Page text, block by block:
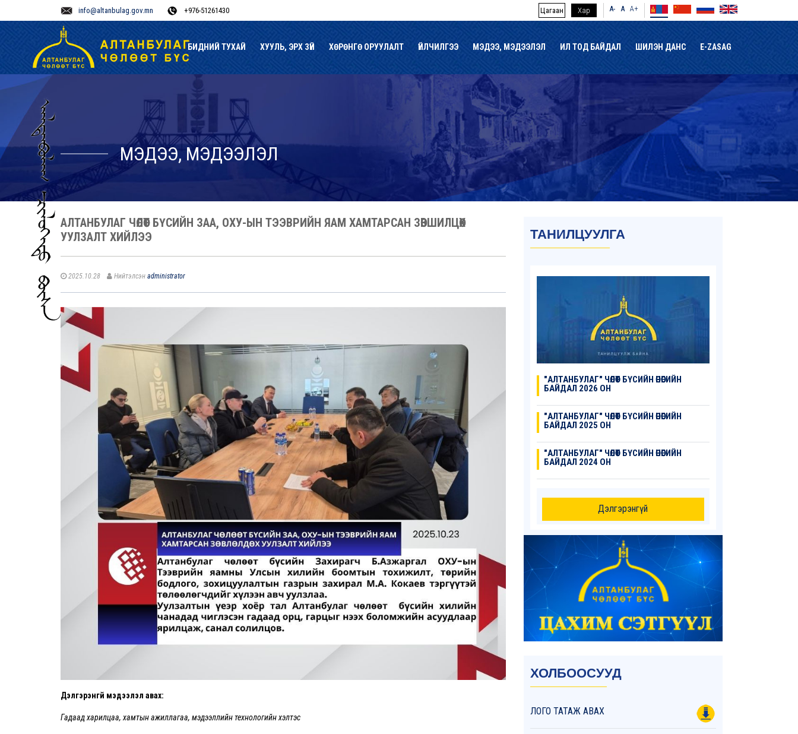
info@altanbulag.gov.mn +976-51261430 Цагаан Хар A- A A+
БИДНИЙ ТУХАЙ ХУУЛЬ, ЭРХ ЗҮЙ ХӨРӨНГӨ ОРУУЛАЛТ ҮЙЛЧИЛГЭЭ МЭДЭЭ, МЭДЭЭЛЭЛ ИЛ ТОД БАЙДАЛ ШИЛЭН ДАНС E-ZASAG
МЭДЭЭ, МЭДЭЭЛЭЛ
ТАНИЛЦУУЛГА
"АЛТАНБУЛАГ" ЧӨЛӨӨТ БҮСИЙН ӨНӨӨГИЙН
БАЙДАЛ 2026 ОН
"АЛТАНБУЛАГ" ЧӨЛӨӨТ БҮСИЙН ӨНӨӨГИЙН
БАЙДАЛ 2025 ОН
"АЛТАНБУЛАГ" ЧӨЛӨӨТ БҮСИЙН ӨНӨӨГИЙН
БАЙДАЛ 2024 ОН
Дэлгэрэнгүй
ХОЛБООСУУД
ЛОГО ТАТАЖ АВАХ
АЛТАНБУЛАГ ЧӨЛӨӨТ БҮСИЙН ЗАА, ОХУ-ЫН ТЭЭВРИЙН ЯАМ ХАМТАРСАН ЗӨВШИЛЦӨХ
УУЛЗАЛТ ХИЙЛЭЭ
2025.10.28 Нийтэлсэн administrator
Дэлгэрэнгүй мэдээлэл авах:
Гадаад харилцаа, хамтын ажиллагаа, мэдээллийн технологийн хэлтэс